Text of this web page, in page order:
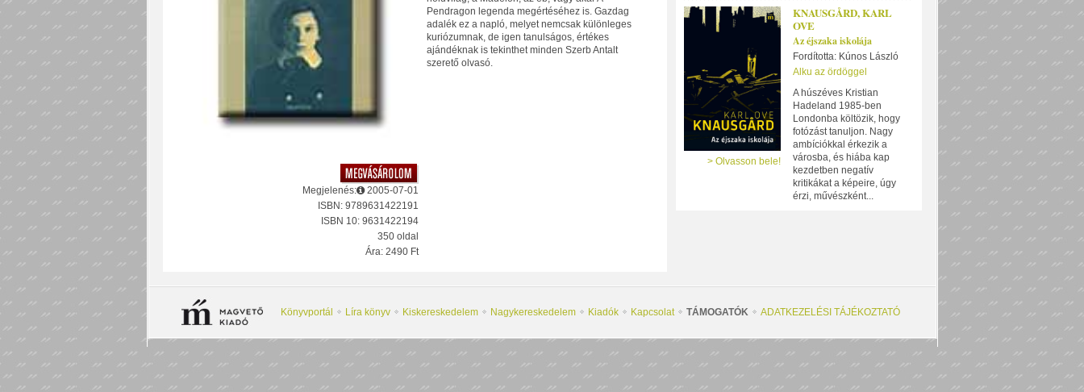
Megjelenés:
2005-07-01
ISBN: 9789631422191
ISBN 10: 9631422194
350 oldal
Ára: 2490 Ft
Pendragon legenda megértéséhez is. Gazdag
adalék ez a napló, melyet nemcsak különleges
kuriózumnak, de igen tanulságos, értékes
ajándéknak is tekinthet minden Szerb Antalt
szerető olvasó.
> Olvasson bele!
KNAUSGÅRD, KARL
OVE
Az éjszaka iskolája
Fordította: Kúnos László
Alku az ördöggel
A húszéves Kristian
Hadeland 1985-ben
Londonba költözik, hogy
fotózást tanuljon. Nagy
ambíciókkal érkezik a
városba, és hiába kap
kezdetben negatív
kritikákat a képeire, úgy
érzi, művészként...
Könyvportál Líra könyv Kiskereskedelem Nagykereskedelem Kiadók Kapcsolat TÁMOGATÓK ADATKEZELÉSI TÁJÉKOZTATÓ